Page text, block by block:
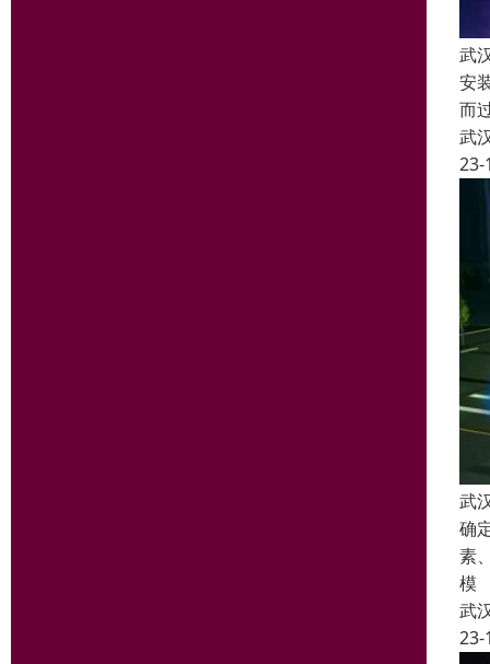
武
安
而
武
23-
武
确
素
模
武
23-